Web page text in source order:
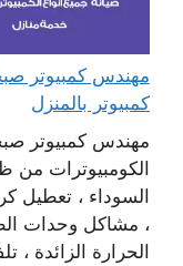
كمبيوتر بالمنزل
مهندس كمبيوتر
الكومبيوترات من
السوداء ، تعطيل
، مشاكل وحدات
الحرارة الزائدة ،